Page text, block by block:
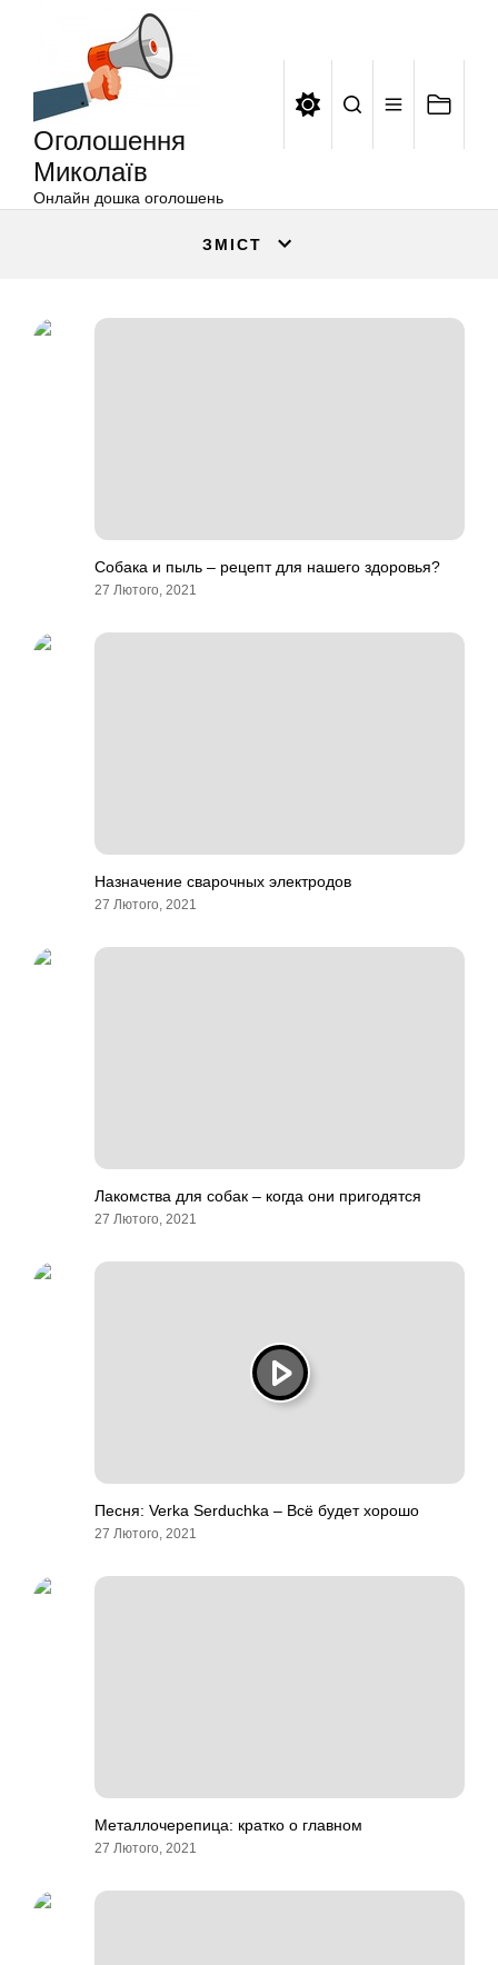
Оголошення
Миколаїв
Онлайн дошка оголошень
ЗМІСТ
Собака и пыль – рецепт для нашего здоровья?
27 Лютого, 2021
Назначение сварочных электродов
27 Лютого, 2021
Лакомства для собак – когда они пригодятся
27 Лютого, 2021
Песня: Verka Serduchka – Всё будет хорошо
27 Лютого, 2021
Металлочерепица: кратко о главном
27 Лютого, 2021